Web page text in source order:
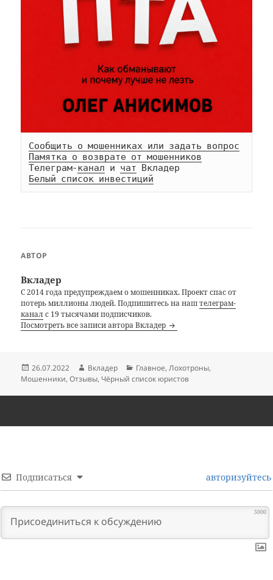
Сообщить о мошенниках или задать вопрос
Памятка о возврате от мошенников
Телеграм-канал и чат
Белый список инвестиций
АВТОР
Вкладер
С 2014 года предупреждаем о мошенниках. Проект спас от
потерь миллионы людей. Подпишитесь на наштелеграм-
каналс 19 тысячами подписчиков.
Посмотреть все записи автора Вкладер
Опубликовано
26.07.2022 Автор
Вкладер Рубрики
Главное,Лохотроны,
Мошенники,Отзывы, Чёрный список юристов
Подписаться авторизуйтесь
5000